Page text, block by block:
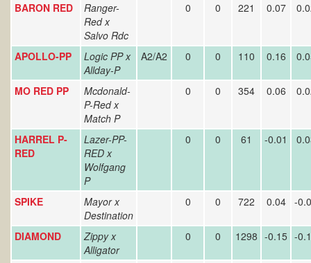
BARON RED
Ranger-
Red x
Salvo Rdc
0 0 221 0.07
APOLLO-PP
Logic PP x
Allday-P
A2/A2 0 0 110 0.16
MO RED PP
Mcdonald-
P-Red x
Match P
0 0 354 0.06
HARREL P-
RED
Lazer-PP-
RED x
Wolfgang
P
0 0 61 -0.01
SPIKE
Mayor x
Destination
0 0 722 0.04 -
DIAMOND
Zippy x
Alligator
0 0 1298 -0.15 -